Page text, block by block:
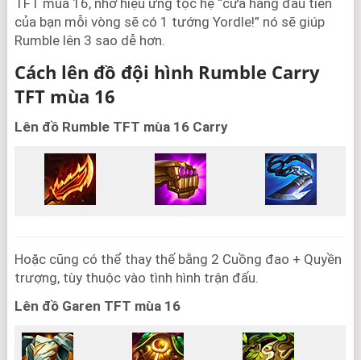
TFT mùa 16, nhờ hiệu ứng tộc hệ “cửa hàng đầu tiên
của bạn mỗi vòng sẽ có 1 tướng Yordle!” nó sẽ giúp
Rumble lên 3 sao dễ hơn.
Cách lên đồ đội hình Rumble Carry
TFT mùa 16
Lên đồ Rumble TFT mùa 16 Carry
Hoặc cũng có thể thay thế bằng 2 Cuồng đao + Quyền
trượng, tùy thuộc vào tình hình trận đấu.
Lên đồ Garen TFT mùa 16